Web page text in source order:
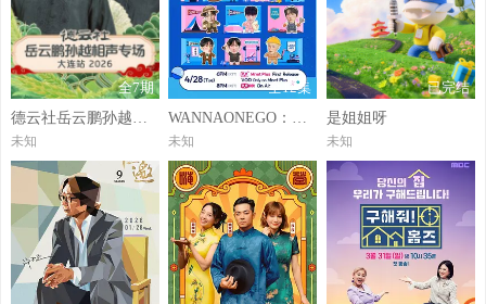
全7期
未知
全12集
未知
已完结
是姐姐呀
未知